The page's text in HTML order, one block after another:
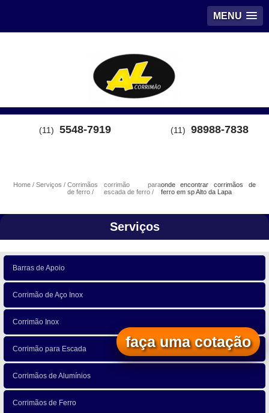
MENU
(11) 5548-7919 (11) 98988-7838
Home Serviços
Corrimãos
de ferro
corrimão para
escada de ferro
onde encontrar corrimãos de
ferro em sp Alto da Lapa
Serviços
Barras de Apoio
Corrimão de Aço Inox
Corrimão Inox
Corrimão para Escada
Corrimãos de Alumínios
Corrimãos de Ferro
faça uma cotação